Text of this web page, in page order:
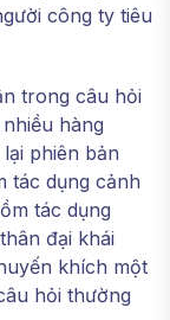
công ty tiêu
trong câu hỏi
hàng
phiên bản
tác dụng cảnh
tác dụng
đại khái
khích một
hỏi thường